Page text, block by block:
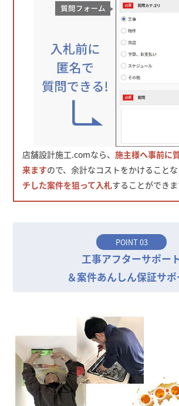
店舗設計施工.comなら、施主様へ事前に
来ますので、余計なコストをかけることな
チした案件を狙って入札することができま
POINT 03
工事アフターサポー
＆案件あんしん保証サポ